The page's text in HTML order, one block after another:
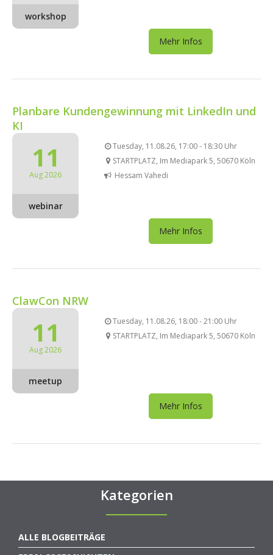
workshop
Mehr Infos
Planbare Kundengewinnung mit LinkedIn und
KI
11
Aug 2026
webinar
Tuesday, 11.08.26, 17:00 - 18:30 Uhr
STARTPLATZ, Im Mediapark 5, 50670 Köln
Hessam Vahedi
Mehr Infos
ClawCon NRW
11
Aug 2026
meetup
Tuesday, 11.08.26, 18:00 - 21:00 Uhr
STARTPLATZ, Im Mediapark 5, 50670 Köln
Mehr Infos
Kategorien
ALLE BLOGBEITRÄGE